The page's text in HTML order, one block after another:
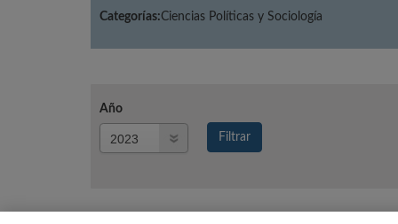
Categorías:Ciencias Políticas y Sociología
Año
Filtrar